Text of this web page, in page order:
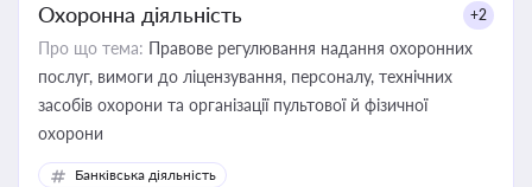
Охоронна діяльність +2
Про що тема: Правове регулювання надання охоронних
послуг, вимоги до ліцензування, персоналу, технічних
засобів охорони та організації пультової й фізичної
охорони
Банківська діяльність